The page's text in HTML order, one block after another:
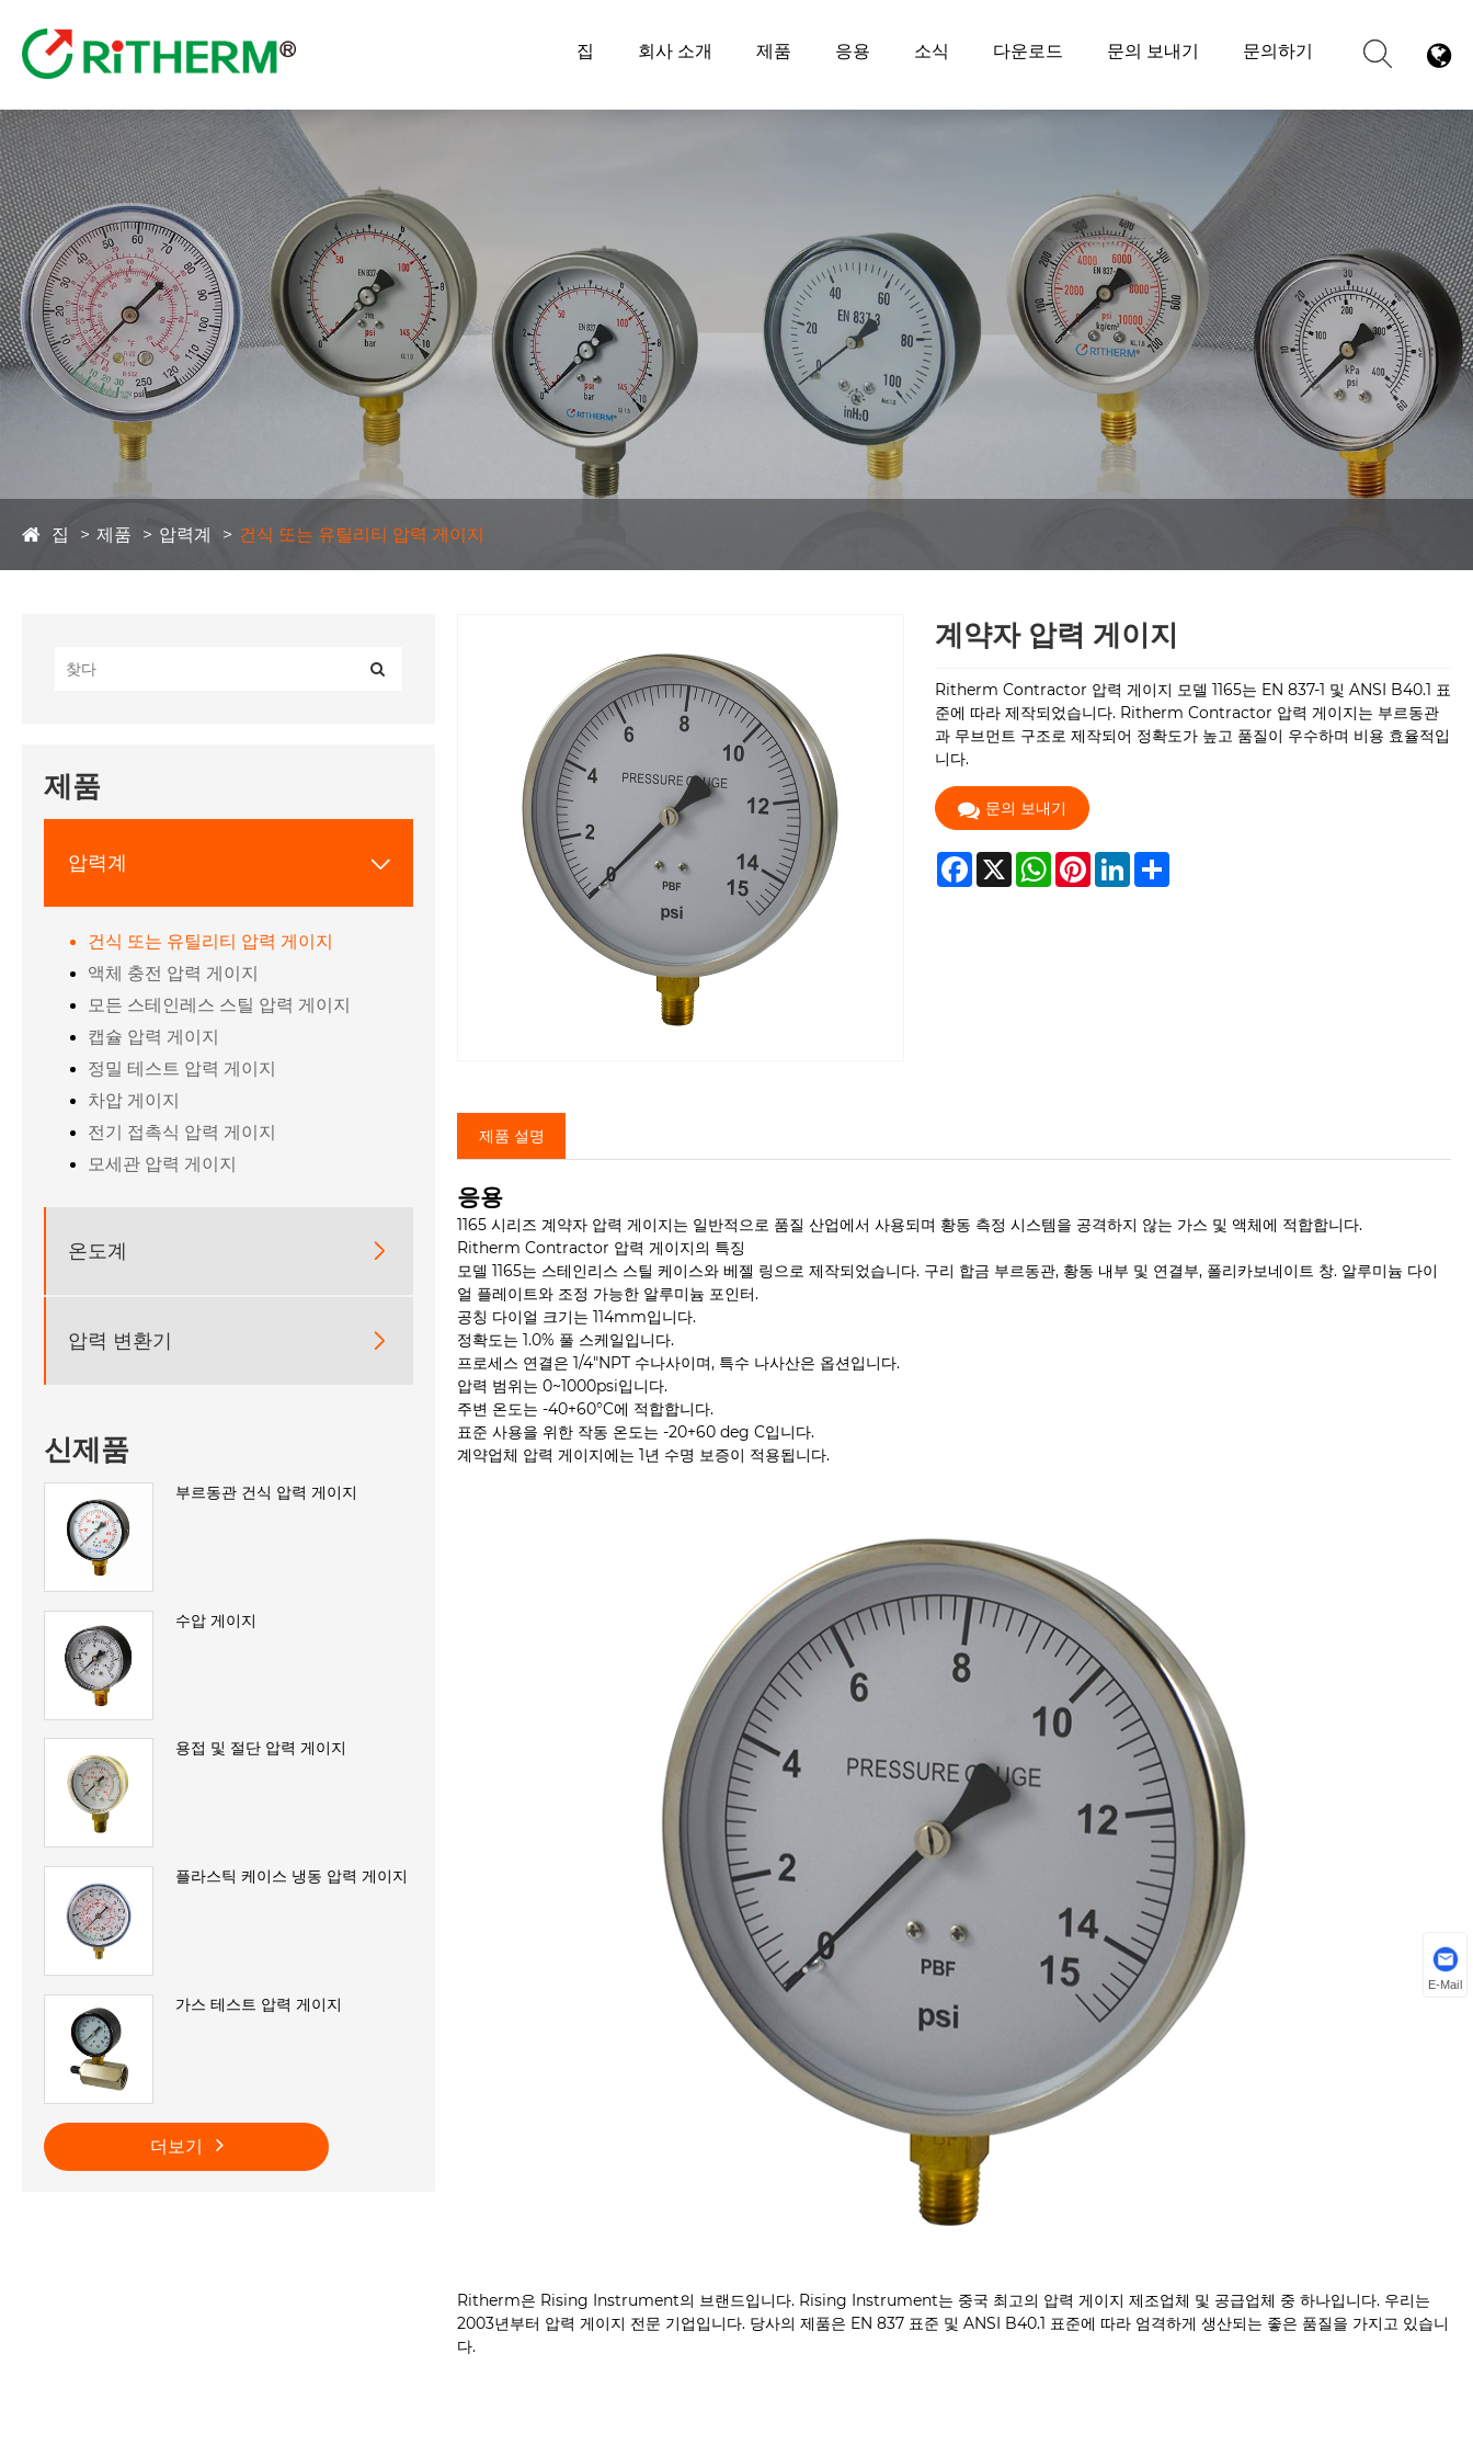
집 회사 소개 제품 응용 소식 다운로드 문의 보내기 문의하기
집 제품 압력계 건식 또는 유틸리티 압력 게이지
제품
압력계 
건식 또는 유틸리티 압력 게이지
액체 충전 압력 게이지
모든 스테인레스 스틸 압력 게이지
캡슐 압력 게이지
정밀 테스트 압력 게이지
차압 게이지
전기 접촉식 압력 게이지
모세관 압력 게이지
온도계 
압력 변환기 
신제품
부르동관 건식 압력 게이지
수압 게이지
용접 및 절단 압력 게이지
플라스틱 케이스 냉동 압력 게이지
가스 테스트 압력 게이지
더보기
계약자 압력 게이지
Ritherm Contractor 압력 게이지 모델 1165는 EN 837-1 및 ANSI B40.1 표
준에 따라 제작되었습니다. Ritherm Contractor 압력 게이지는 부르동관
과 무브먼트 구조로 제작되어 정확도가 높고 품질이 우수하며 비용 효율적입
니다.
문의 보내기
Facebook
X WhatsApp
PinterestLinkedInShare
제품 설명
응용
1165 시리즈 계약자 압력 게이지는 일반적으로 품질 산업에서 사용되며 황동 측정 시스템을 공격하지 않는 가스 및 액체에 적합합니다.
Ritherm Contractor 압력 게이지의 특징
모델 1165는 스테인리스 스틸 케이스와 베젤 링으로 제작되었습니다. 구리 합금 부르동관, 황동 내부 및 연결부, 폴리카보네이트 창. 알루미늄 다이
얼 플레이트와 조정 가능한 알루미늄 포인터.
공칭 다이얼 크기는 114mm입니다.
정확도는 1.0% 풀 스케일입니다.
프로세스 연결은 1/4"NPT 수나사이며, 특수 나사산은 옵션입니다.
압력 범위는 0~1000psi입니다.
주변 온도는 -40+60°C에 적합합니다.
표준 사용을 위한 작동 온도는 -20+60 deg C입니다.
계약업체 압력 게이지에는 1년 수명 보증이 적용됩니다.
Ritherm은 Rising Instrument의 브랜드입니다. Rising Instrument는 중국 최고의 압력 게이지 제조업체 및 공급업체 중 하나입니다. 우리는
2003년부터 압력 게이지 전문 기업입니다. 당사의 제품은 EN 837 표준 및 ANSI B40.1 표준에 따라 엄격하게 생산되는 좋은 품질을 가지고 있습니
다.
E-Mail